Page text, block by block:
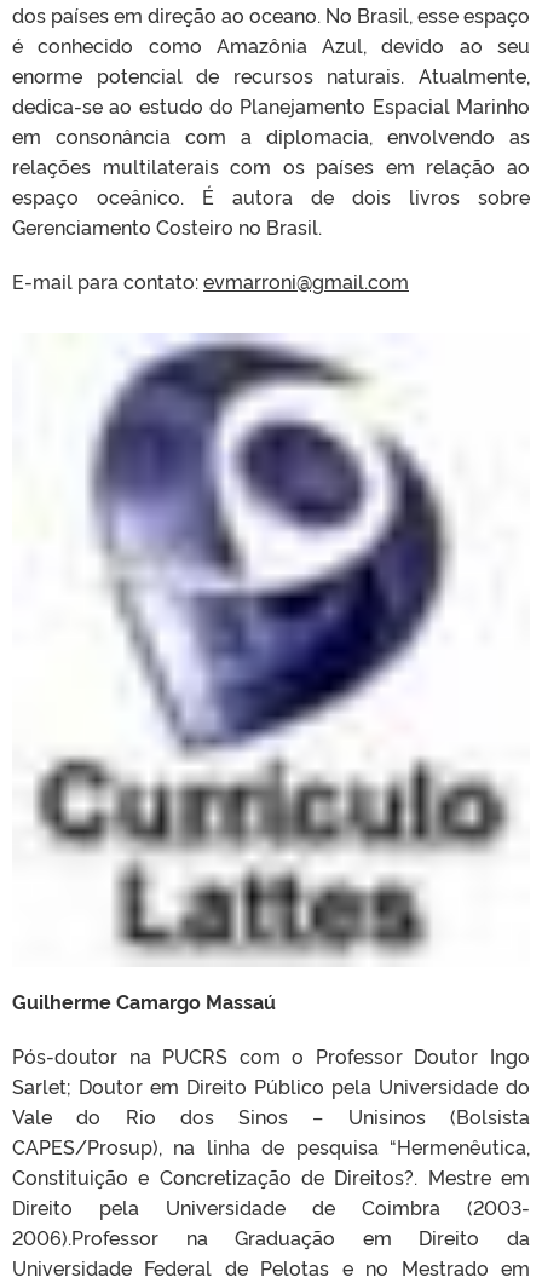
dos países em direção ao oceano. No Brasil, esse espaço
é conhecido como Amazônia Azul, devido ao seu
enorme potencial de recursos naturais. Atualmente,
dedica-se ao estudo do Planejamento Espacial Marinho
em consonância com a diplomacia, envolvendo as
relações multilaterais com os países em relação ao
espaço oceânico. É autora de dois livros sobre
Gerenciamento Costeiro no Brasil.
E-mail para contato:evmarroni@gmail.com
Guilherme Camargo Massaú
Pós-doutor na PUCRS com o Professor Doutor Ingo
Sarlet; Doutor em Direito Público pela Universidade do
Vale do Rio dos Sinos – Unisinos (Bolsista
CAPES/Prosup), na linha de pesquisa “Hermenêutica,
Constituição e Concretização de Direitos?. Mestre em
Direito pela Universidade de Coimbra (2003-
2006).Professor na Graduação em Direito da
Universidade Federal de Pelotas e no Mestrado em